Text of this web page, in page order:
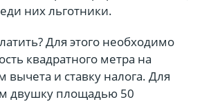
них льготники.
Для этого необходимо
квадратного метра на
вычета и ставку налога. Для
двушку площадью 50